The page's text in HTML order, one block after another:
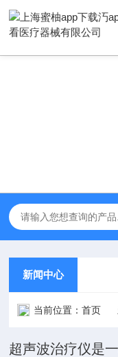
新闻中心
当前位置：首页
超声波治疗仪是